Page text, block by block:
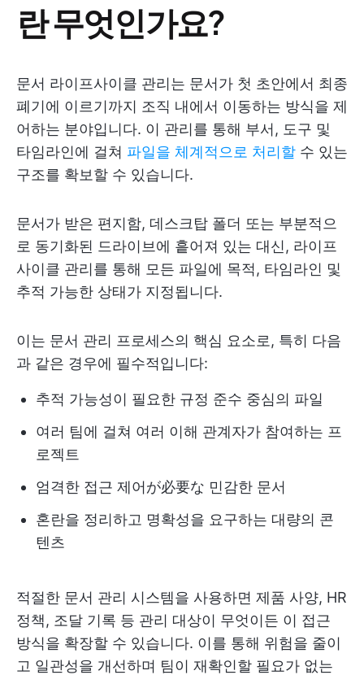
란 무엇인가요?
문서 라이프사이클 관리는 문서가 첫 초안에서 최종
폐기에 이르기까지 조직 내에서 이동하는 방식을 제
어하는 분야입니다. 이 관리를 통해 부서, 도구 및
타임라인에 걸쳐 파일을 체계적으로 처리할 수 있는
구조를 확보할 수 있습니다.
문서가 받은 편지함, 데스크탑 폴더 또는 부분적으
로 동기화된 드라이브에 흩어져 있는 대신, 라이프
사이클 관리를 통해 모든 파일에 목적, 타임라인 및
추적 가능한 상태가 지정됩니다.
이는 문서 관리 프로세스의 핵심 요소로, 특히 다음
과 같은 경우에 필수적입니다:
추적 가능성이 필요한 규정 준수 중심의 파일
여러 팀에 걸쳐 여러 이해 관계자가 참여하는 프
로젝트
엄격한 접근 제어が必要な 민감한 문서
혼란을 정리하고 명확성을 요구하는 대량의 콘
텐츠
적절한 문서 관리 시스템을 사용하면 제품 사양, HR
정책, 조달 기록 등 관리 대상이 무엇이든 이 접근
방식을 확장할 수 있습니다. 이를 통해 위험을 줄이
고 일관성을 개선하며 팀이 재확인할 필요가 없는